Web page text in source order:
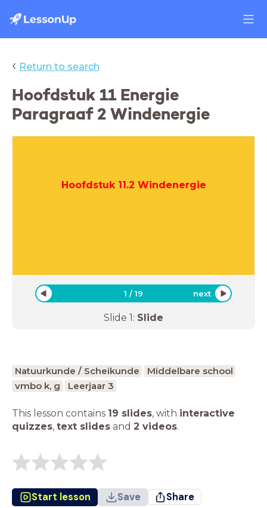
‹ Return to search
Hoofdstuk 11 Energie
Paragraaf 2 Windenergie
Hoofdstuk 11.2 Windenergie
1 /19 next
Slide 1: Slide
Natuurkunde / Scheikunde
Middelbare school
vmbo k, g
Leerjaar 3
This lesson contains 19 slides, with interactive
quizzes, text slides and 2 videos.
Start lesson Save Share